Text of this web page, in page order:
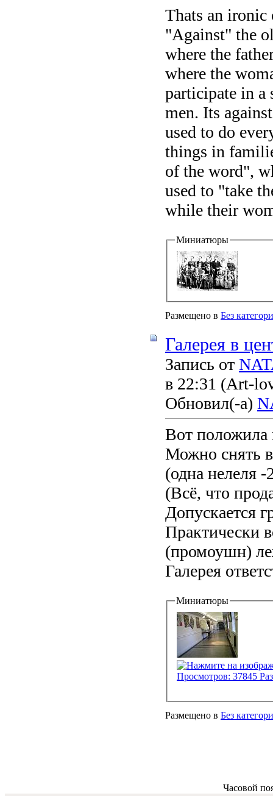
Thats an
"Against" the
where the
where the
participate in a
men. Its
used to do
things in
of the word",
used to "take
while their
Миниатюры
Размещено в Без
Галерея в
Запись от
в 22:31 (Art-
Обновил(-а)
Вот положила
Можно снять
(одна нелеля
(Всё, что
Допускается
Практически
(промоушн)
Галерея
Миниатюры
Размещено в Без
Часовой